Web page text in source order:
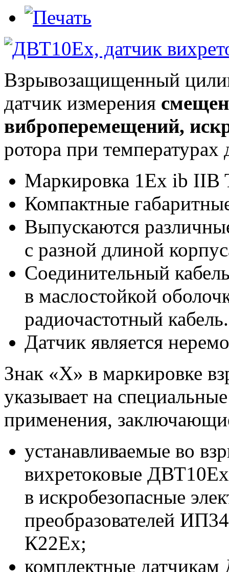
Взрывозащищенный
датчик измерения
виброперемещений,
ротора при
Маркировка 1Ex ib IIB
Компактные
Выпускаются
с разной длиной
Соединительный
в маслостойкой
радиочастотный кабель.
Датчик является
Знак «Х» в маркировке
указывает на специальные
применения,
устанавливаемые во
вихретоковые
в искробезопасные
преобразователей
К22Ех;
комплектные